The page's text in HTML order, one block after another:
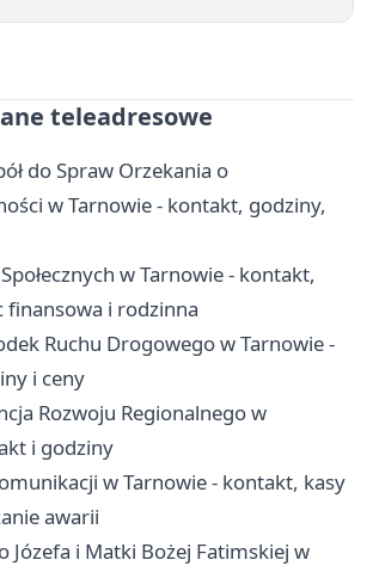
teleadresowe
do Spraw Orzekania o
w Tarnowie - kontakt, godziny,
w Tarnowie - kontakt,
finansowa i rodzinna
Ruchu Drogowego w Tarnowie -
i ceny
Rozwoju Regionalnego w
i godziny
w Tarnowie - kontakt, kasy
awarii
Józefa i Matki Bożej Fatimskiej w